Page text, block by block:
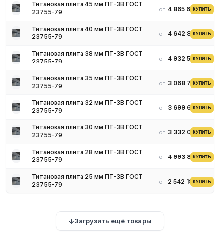
Титановая плита 45 мм ПТ-3В ГОСТ
23755-79
от 4 865 651 ₽КУПИТЬ
Титановая плита 40 мм ПТ-3В ГОСТ
23755-79
от 4 642 859 ₽
КУПИТЬ
Титановая плита 38 мм ПТ-3В ГОСТ
23755-79
от 4 932 569 ₽
КУПИТЬ
Титановая плита 35 мм ПТ-3В ГОСТ
23755-79
от 3 068 745 ₽КУПИТЬ
Титановая плита 32 мм ПТ-3В ГОСТ
23755-79
от 3 699 661 ₽КУПИТЬ
Титановая плита 30 мм ПТ-3В ГОСТ
23755-79
от 3 332 041 ₽КУПИТЬ
Титановая плита 28 мм ПТ-3В ГОСТ
23755-79
от 4 993 813 ₽КУПИТЬ
Титановая плита 25 мм ПТ-3В ГОСТ
23755-79
от 2 542 198 ₽КУПИТЬ
Загрузить ещё товары